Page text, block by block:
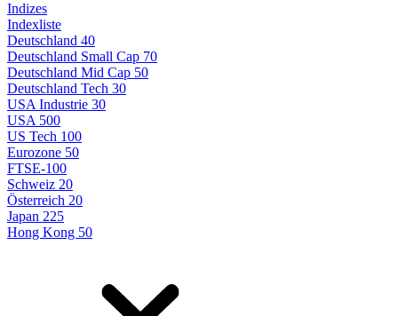
Indizes
Indexliste
Deutschland 40
Deutschland Small Cap 70
Deutschland Mid Cap 50
Deutschland Tech 30
USA Industrie 30
USA 500
US Tech 100
Eurozone 50
FTSE-100
Schweiz 20
Österreich 20
Japan 225
Hong Kong 50